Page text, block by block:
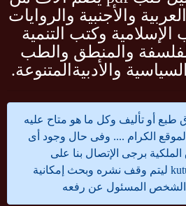
والأجنبية والروايات
وكتب التنمية
والمنطق والطب
والأدبيةالمتنوعة.
طبع أو تأليف وكل ما هو متاح عليه
الكرام .... وفى حال وجود أى
برجى الإتصال بنا على
ليتم وقف نشره وبحث إمكانية
المسئول عن رفعه